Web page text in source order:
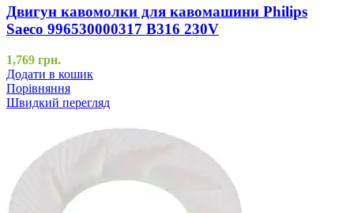
Двигун кавомолки для кавомашини Philips
Saeco 996530000317 B316 230V
1,769 грн.
Додати в кошик
Порівняння
Швидкий перегляд